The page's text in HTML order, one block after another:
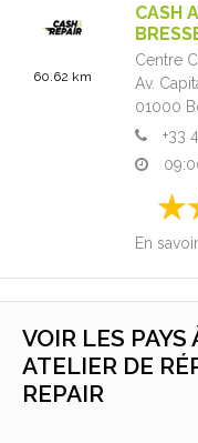
60.62 km
CASH
Centre
Av.
01000
+33
En
VOIR LES PAYS
ATELIER DE
REPAIR